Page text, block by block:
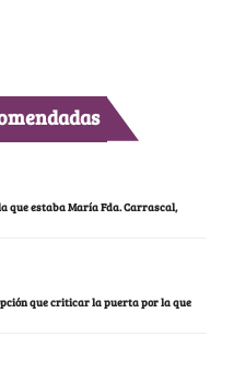
que estaba María Fda. Carrascal,
que criticar la puerta por la que